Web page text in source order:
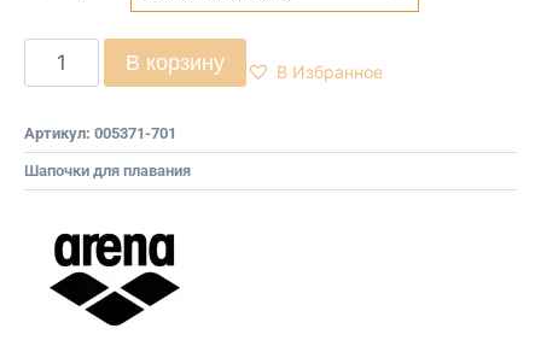
В корзину В Избранное
Артикул: 005371-701
Шапочки для плавания